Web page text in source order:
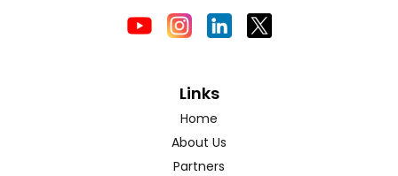
Links
Home
About Us
Partners